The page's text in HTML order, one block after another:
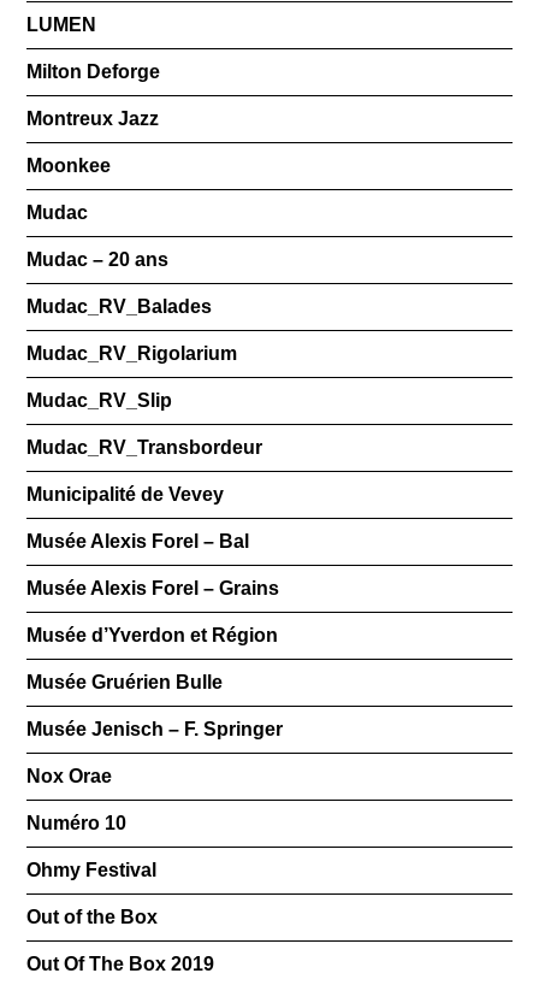
LUMEN
Milton Deforge
Montreux Jazz
Moonkee
Mudac
Mudac – 20 ans
Mudac_RV_Balades
Mudac_RV_Rigolarium
Mudac_RV_Slip
Mudac_RV_Transbordeur
Municipalité de Vevey
Musée Alexis Forel – Bal
Musée Alexis Forel – Grains
Musée d’Yverdon et Région
Musée Gruérien Bulle
Musée Jenisch – F. Springer
Nox Orae
Numéro 10
Ohmy Festival
Out of the Box
Out Of The Box 2019